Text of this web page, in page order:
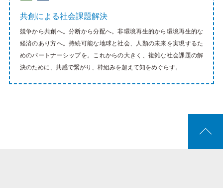
共創による社会課題解決
競争から共創へ。分断から分配へ。非環境再生的から環境再生的な
経済のあり方へ。持続可能な地球と社会、人類の未来を実現するた
めのパートナーシップを。これからの大きく、複雑な社会課題の解
決のために、共感で繋がり、枠組みを超えて知をめぐらす。